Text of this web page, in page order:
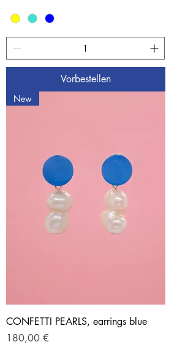
Vorbestellen
New
CONFETTI PEARLS, earrings blue
Preis
180,00 €